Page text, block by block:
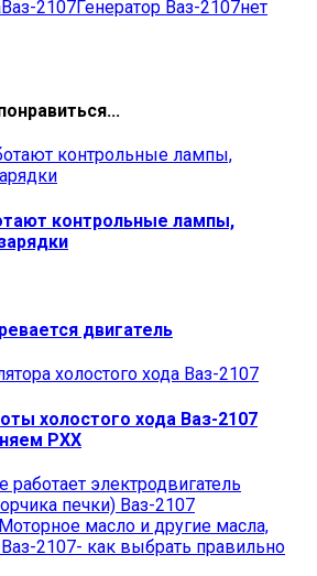
Ваз-2107Генератор Ваз-2107нет
контрольные лампы,
двигатель
холостого хода Ваз-2107
РХХ
работает электродвигатель
печки) Ваз-2107
Моторное масло и другие масла,
2107- как выбрать правильно